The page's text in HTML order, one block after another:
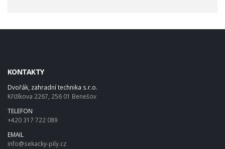
KONTAKTY
Dvořák, zahradní technika s.r.o.
Křižíkova 2267, 256 01 Benešov
TELEFON
+420 317 722 089
EMAIL
info@sekacky-pily.cz